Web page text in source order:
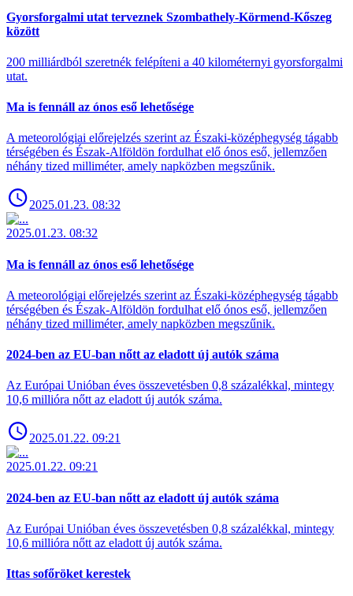
Gyorsforgalmi utat terveznek Szombathely-Körmend-Kőszeg
között
200 milliárdból szeretnék felépíteni a 40 kilométernyi gyorsforgalmi
utat.
Ma is fennáll az ónos eső lehetősége
A meteorológiai előrejelzés szerint az Északi-középhegység tágabb
térségében és Észak-Alföldön fordulhat elő ónos eső, jellemzően
néhány tized milliméter, amely napközben megszűnik.
2025.01.23. 08:32
2025.01.23. 08:32
Ma is fennáll az ónos eső lehetősége
A meteorológiai előrejelzés szerint az Északi-középhegység tágabb
térségében és Észak-Alföldön fordulhat elő ónos eső, jellemzően
néhány tized milliméter, amely napközben megszűnik.
2024-ben az EU-ban nőtt az eladott új autók száma
Az Európai Unióban éves összevetésben 0,8 százalékkal, mintegy
10,6 millióra nőtt az eladott új autók száma.
2025.01.22. 09:21
2025.01.22. 09:21
2024-ben az EU-ban nőtt az eladott új autók száma
Az Európai Unióban éves összevetésben 0,8 százalékkal, mintegy
10,6 millióra nőtt az eladott új autók száma.
Ittas sofőröket kerestek